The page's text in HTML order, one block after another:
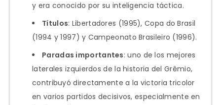
y era conocido por su inteligencia táctica.
Títulos: Libertadores (1995), Copa do Brasil
(1994 y 1997) y Campeonato Brasileiro (1996).
Paradas importantes: uno de los mejores
laterales izquierdos de la historia del Grêmio,
contribuyó directamente a la victoria tricolor
en varios partidos decisivos, especialmente en